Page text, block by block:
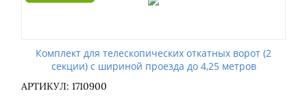
Комплект для телескопических откатных ворот (2
секции) с шириной проезда до 4,25 метров
АРТИКУЛ: 1710900